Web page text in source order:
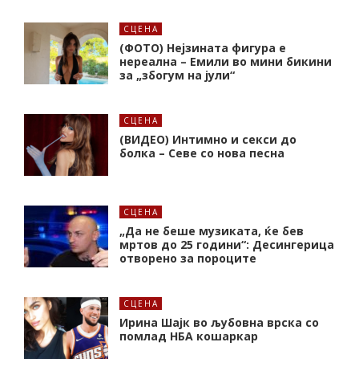
СЦЕНА
(ФОТО) Нејзината фигура е
нереална – Емили во мини бикини
за „збогум на јули“
СЦЕНА
(ВИДЕО) Интимно и секси до
болка – Севе со нова песна
СЦЕНА
„Да не беше музиката, ќе бев
мртов до 25 години“: Десингерица
отворено за пороците
СЦЕНА
Ирина Шајк во љубовна врска со
помлад НБА кошаркар